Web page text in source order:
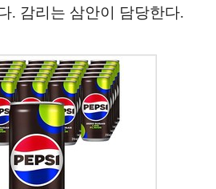
. 감리는 삼안이 담당한다.